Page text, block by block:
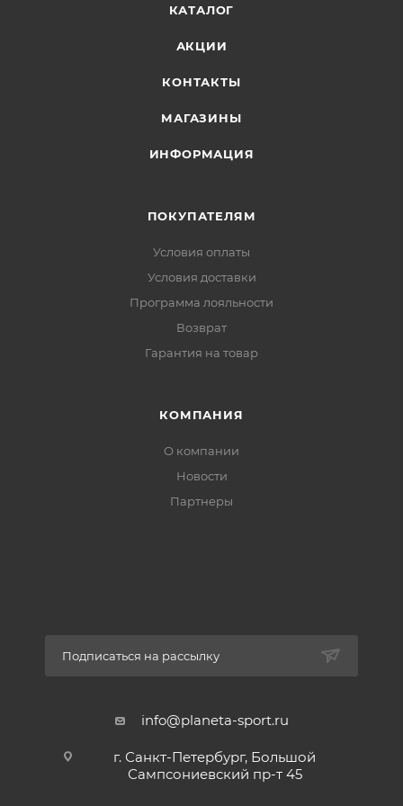
Материал стельки: Текстиль
Особенности вкладной стельки: POLY-U INSOLE
Цвет: Черный камуфляж
Особые свойства: Мембрана
КАТАЛОГ
АКЦИИ
КОНТАКТЫ
МАГАЗИНЫ
ИНФОРМАЦИЯ
ПОКУПАТЕЛЯМ
Условия оплаты
Условия доставки
Программа лояльности
Возврат
Гарантия на товар
КОМПАНИЯ
О компании
Новости
Партнеры
Подписаться на рассылку
info@planeta-sport.ru
г. Санкт-Петербург, Большой
Сампсониевский пр-т 45